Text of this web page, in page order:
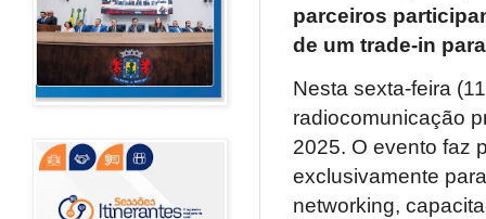
parceiros
de um trade-in
Nesta sexta-feira
radiocomunicação
2025. O evento faz
exclusivamente
networking,